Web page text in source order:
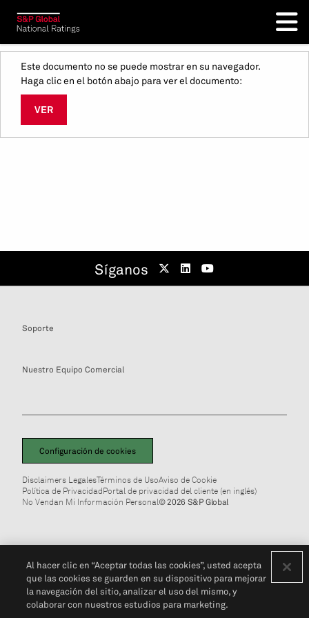
Este documento no se puede mostrar en su navegador.
Haga clic en el botón abajo para ver el documento:
VER
Síganos
Soporte
Nuestro Equipo Comercial
Configuración de cookies
Disclaimers LegalesTérminos de UsoAviso de Cookie
Política de PrivacidadPortal de privacidad del cliente (en inglés)
No Vendan Mi Información Personal© 2026 S&P Global
Al hacer clic en “Aceptar todas las cookies”, usted acepta
que las cookies se guarden en su dispositivo para mejorar
la navegación del sitio, analizar el uso del mismo, y
colaborar con nuestros estudios para marketing.